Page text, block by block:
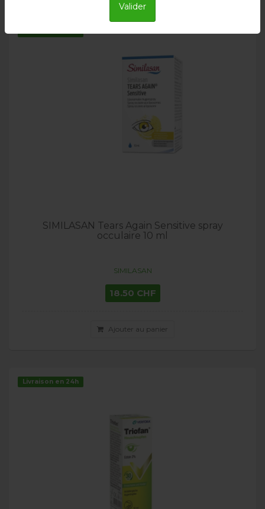
Valider
SIMILASAN Tears Again Sensitive spray
occulaire 10 ml
SIMILASAN
18.50 CHF
Ajouter au panier
Livraison en 24h